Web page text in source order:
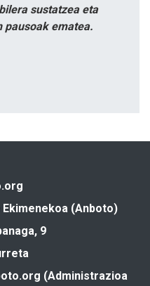
sustatzea eta
pausoak ematea.
(Anboto)
9
(Administrazioa